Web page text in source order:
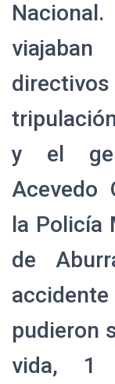
y el
Acevedo
la Policía
de
pudieron
vida, 1